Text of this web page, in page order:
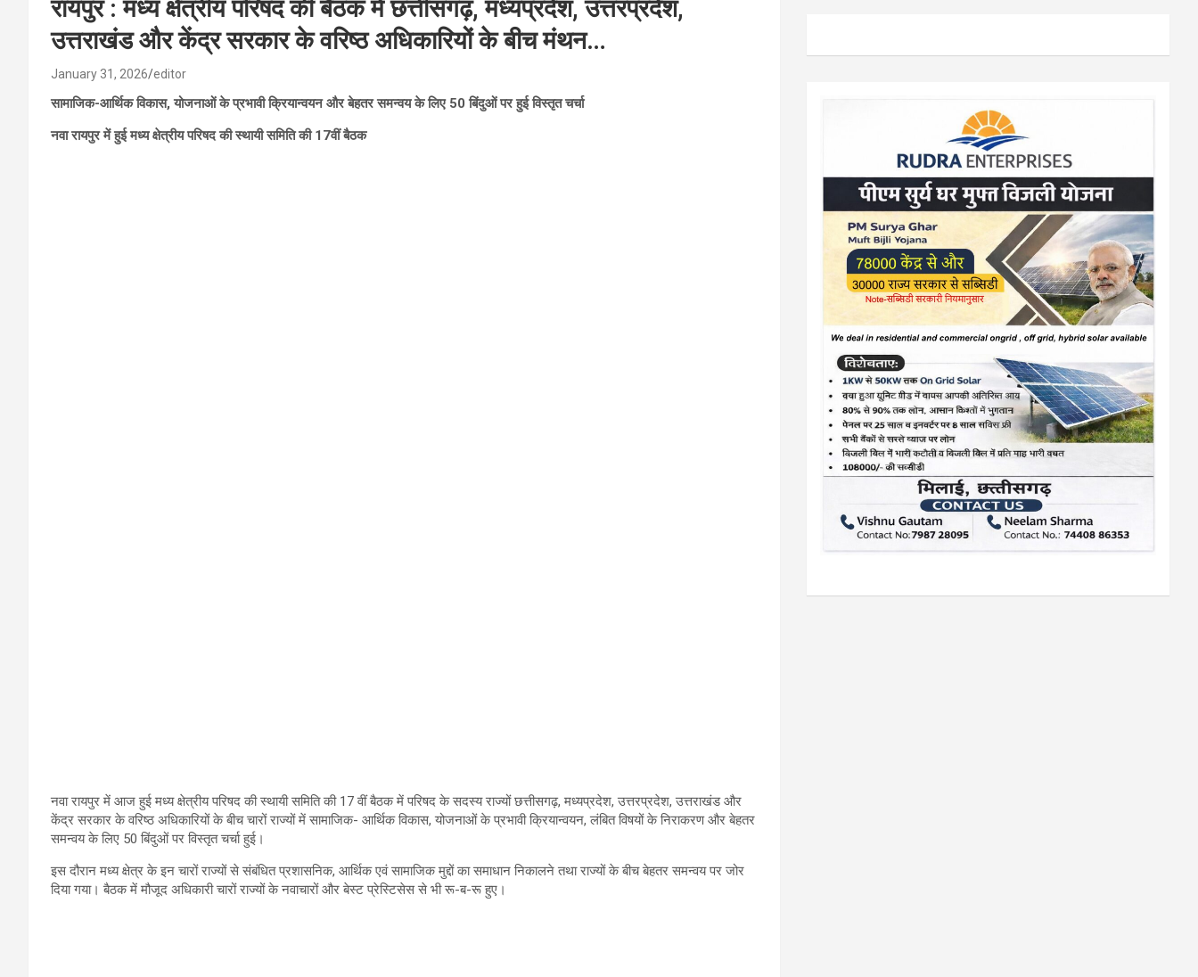
रायपुर : मध्य क्षेत्रीय परिषद की बैठक में छत्तीसगढ़, मध्यप्रदेश, उत्तरप्रदेश,
उत्तराखंड और केंद्र सरकार के वरिष्ठ अधिकारियों के बीच मंथन…
January 31, 2026 editor
सामाजिक-आर्थिक विकास, योजनाओं के प्रभावी क्रियान्वयन और बेहतर समन्वय के लिए 50 बिंदुओं पर हुई विस्तृत चर्चा
नवा रायपुर में हुई मध्य क्षेत्रीय परिषद की स्थायी समिति की 17वीं बैठक
नवा रायपुर में आज हुई मध्य क्षेत्रीय परिषद की स्थायी समिति की 17 वीं बैठक में परिषद के सदस्य राज्यों छत्तीसगढ़, मध्यप्रदेश, उत्तरप्रदेश, उत्तराखंड और
केंद्र सरकार के वरिष्ठ अधिकारियों के बीच चारों राज्यों में सामाजिक- आर्थिक विकास, योजनाओं के प्रभावी क्रियान्वयन, लंबित विषयों के निराकरण और बेहतर
समन्वय के लिए 50 बिंदुओं पर विस्तृत चर्चा हुई।
इस दौरान मध्य क्षेत्र के इन चारों राज्यों से संबंधित प्रशासनिक, आर्थिक एवं सामाजिक मुद्दों का समाधान निकालने तथा राज्यों के बीच बेहतर समन्वय पर जोर
दिया गया। बैठक में मौजूद अधिकारी चारों राज्यों के नवाचारों और बेस्ट प्रेस्टिसेस से भी रू-ब-रू हुए।